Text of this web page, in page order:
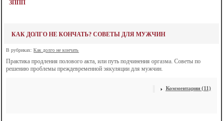
ЗППП
КАК ДОЛГО НЕ КОНЧАТЬ? СОВЕТЫ ДЛЯ МУЖЧИН
В рубриках:Как долго не кончать
Практика продления полового акта, или путь подчинения оргазма. Советы по
решению проблемы преждевременной эякуляции для мужчин.
Комментарии (11)